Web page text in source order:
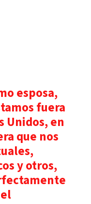
esposa,
fuera
Unidos, en
que nos
y otros,